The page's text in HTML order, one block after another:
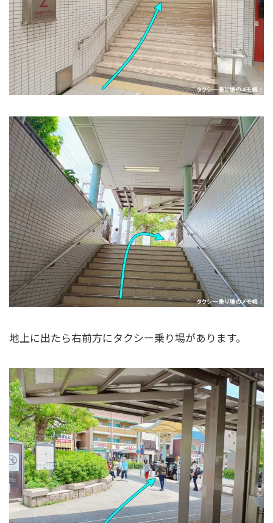
地上に出たら右前方にタクシー乗り場があります。